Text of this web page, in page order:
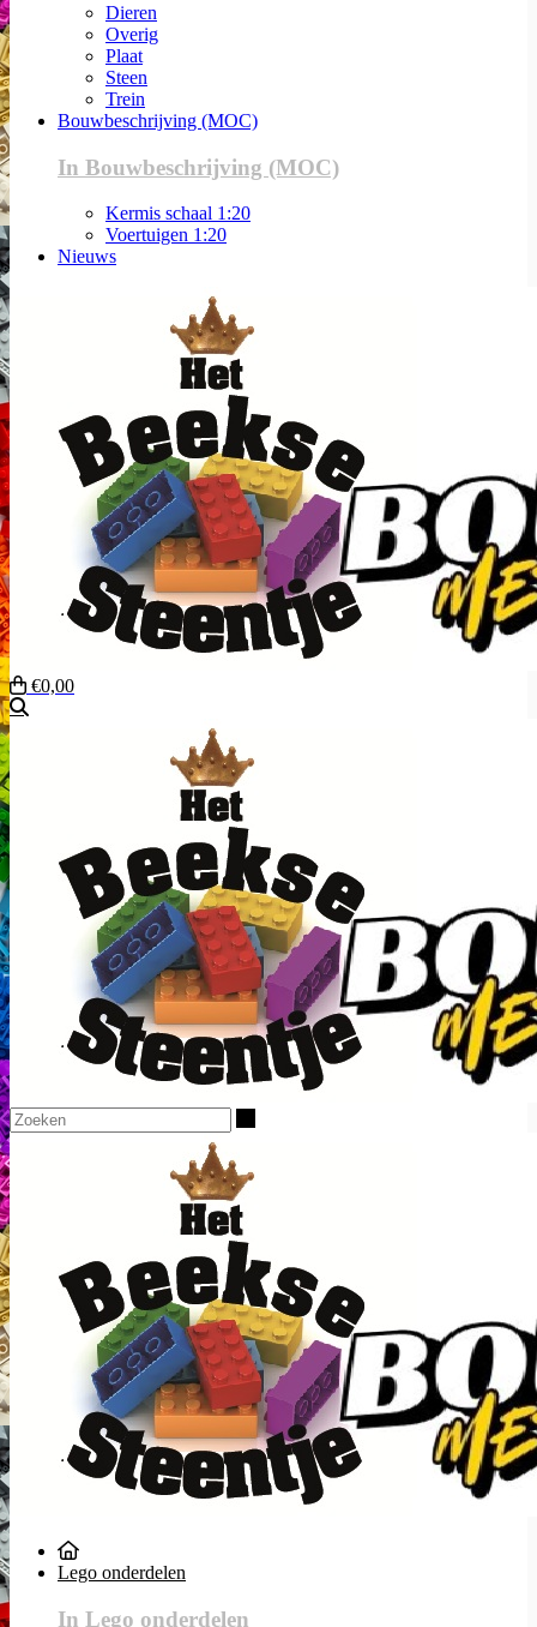
Dieren
Overig
Plaat
Steen
Trein
Bouwbeschrijving (MOC)
In Bouwbeschrijving (MOC)
Kermis schaal 1:20
Voertuigen 1:20
Nieuws
€0,00
Lego onderdelen
In Lego onderdelen